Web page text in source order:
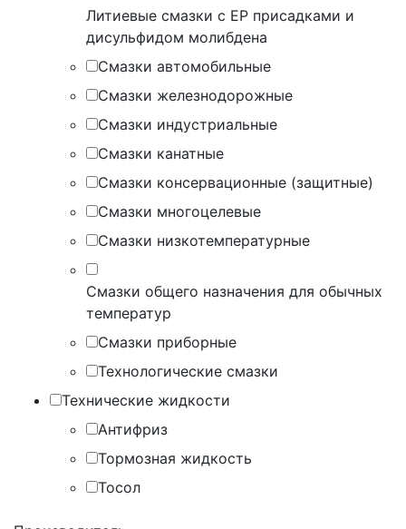
Литиевые смазки с EP присадками и
дисульфидом молибдена
Смазки автомобильные
Смазки железнодорожные
Смазки индустриальные
Смазки канатные
Смазки консервационные (защитные)
Смазки многоцелевые
Смазки низкотемпературные
Смазки общего назначения для обычных
температур
Смазки приборные
Технологические смазки
Технические жидкости
Антифриз
Тормозная жидкость
Тосол